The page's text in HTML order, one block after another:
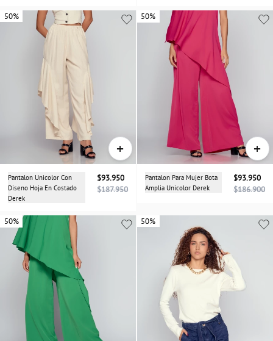
50% 50%
+
Pantalon Unicolor Con
Diseno Hoja En Costado
Derek
$93.950
$187.950
50%
+
Pantalon Para Mujer Bota
Amplia Unicolor Derek
$93.950
$186.900
50% 50%
50%